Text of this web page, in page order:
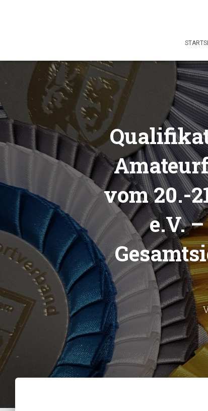
vom 20.-
e.V.